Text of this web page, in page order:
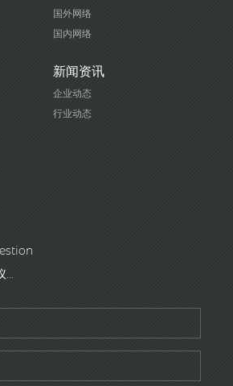
国外网络
国内网络
新闻资讯
企业动态
行业动态